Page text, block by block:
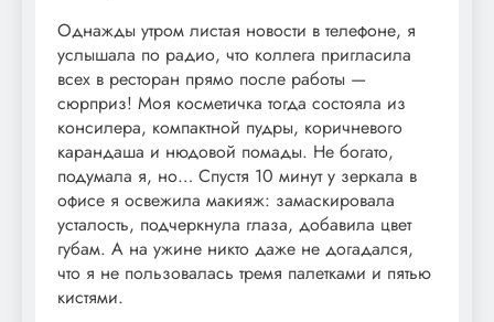
Однажды утром листая новости в телефоне, я
услышала по радио, что коллега пригласила
всех в ресторан прямо после работы —
сюрприз! Моя косметичка тогда состояла из
консилера, компактной пудры, коричневого
карандаша и нюдовой помады. Не богато,
подумала я, но… Спустя 10 минут у зеркала в
офисе я освежила макияж: замаскировала
усталость, подчеркнула глаза, добавила цвет
губам. А на ужине никто даже не догадался,
что я не пользовалась тремя палетками и пятью
кистями.